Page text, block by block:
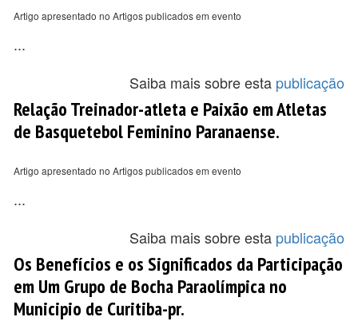
Artigo apresentado no Artigos publicados em evento
...
Saiba mais sobre esta publicação
Relação Treinador-atleta e Paixão em Atletas
de Basquetebol Feminino Paranaense.
Artigo apresentado no Artigos publicados em evento
...
Saiba mais sobre esta publicação
Os Benefícios e os Significados da Participação
em Um Grupo de Bocha Paraolímpica no
Municipio de Curitiba-pr.